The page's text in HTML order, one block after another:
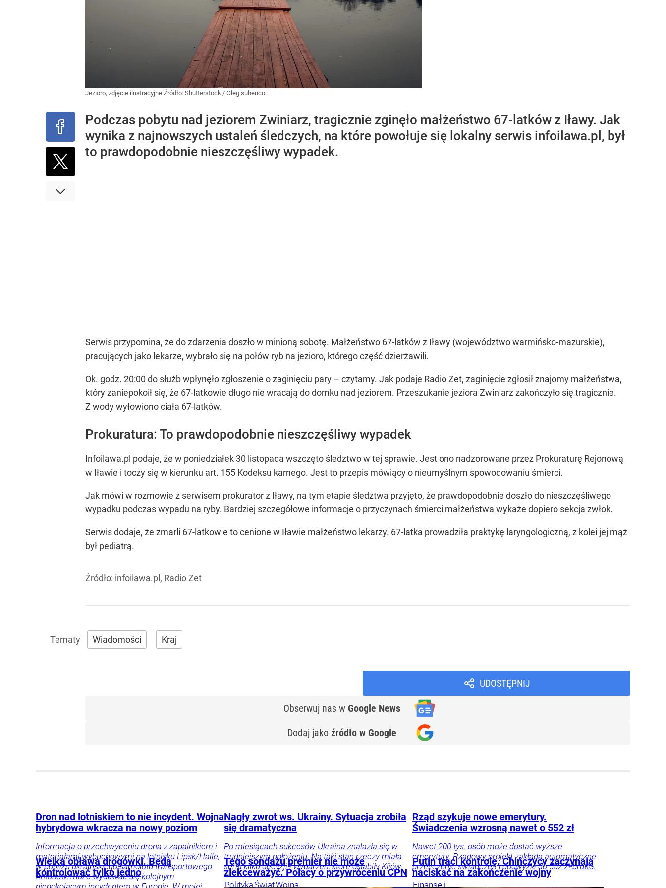
Jezioro, zdjęcie ilustracyjne Źródło: Shutterstock / Oleg suhenco
Podczas pobytu nad jeziorem Zwiniarz, tragicznie zginęło małżeństwo 67-latków z Iławy. Jak
wynika z najnowszych ustaleń śledczych, na które powołuje się lokalny serwis infoilawa.pl, był
to prawdopodobnie nieszczęśliwy wypadek.
Serwis przypomina, że do zdarzenia doszło w minioną sobotę. Małżeństwo 67-latków z Iławy (województwo warmińsko-mazurskie),
pracujących jako lekarze, wybrało się na połów ryb na jezioro, którego część dzierżawili.
Ok. godz. 20:00 do służb wpłynęło zgłoszenie o zaginięciu pary – czytamy. Jak podaje Radio Zet, zaginięcie zgłosił znajomy małżeństwa,
który zaniepokoił się, że 67-latkowie długo nie wracają do domku nad jeziorem. Przeszukanie jeziora Zwiniarz zakończyło się tragicznie.
Z wody wyłowiono ciała 67-latków.
Prokuratura: To prawdopodobnie nieszczęśliwy wypadek
Infoilawa.pl podaje, że w poniedziałek 30 listopada wszczęto śledztwo w tej sprawie. Jest ono nadzorowane przez Prokuraturę Rejonową
w Iławie i toczy się w kierunku art. 155 Kodeksu karnego. Jest to przepis mówiący o nieumyślnym spowodowaniu śmierci.
Jak mówi w rozmowie z serwisem prokurator z Iławy, na tym etapie śledztwa przyjęto, że prawdopodobnie doszło do nieszczęśliwego
wypadku podczas wypadu na ryby. Bardziej szczegółowe informacje o przyczynach śmierci małżeństwa wykaże dopiero sekcja zwłok.
Serwis dodaje, że zmarli 67-latkowie to cenione w Iławie małżeństwo lekarzy. 67-latka prowadziła praktykę laryngologiczną, z kolei jej mąż
był pediatrą.
Źródło: infoilawa.pl, Radio Zet
Wiadomości Kraj
UDOSTĘPNIJ
Obserwuj nas w Google News
Dodaj jako źródło w Google
Dron nad lotniskiem to nie incydent. Wojna
hybrydowa wkracza na nowy poziom
Informacja o przechwyceniu drona z zapalnikiem i
materiałami wybuchowymi na lotnisku Lipsk/Halle,
w pobliżu ukraińskiego samolotu transportowego
Antonow, może wydawać się kolejnym
niepokojącym incydentem w Europie. W mojej
Nagły zwrot ws. Ukrainy. Sytuacja zrobiła
się dramatyczna
Po miesiącach sukcesów Ukraina znalazła się w
trudniejszym położeniu. Na taki stan rzeczy miała
seria kilku decyzji i wydarzeń, które osłabiły Kijów.
PolitykaŚwiatWojna
Rząd szykuje nowe emerytury.
Świadczenia wzrosną nawet o 552 zł
Nawet 200 tys. osób może dostać wyższe
emerytury. Rządowy projekt zakłada automatyczne
przeliczenie świadczeń i podwyżki do 552 zł brutto.
Finanse i
Wielka obława drogówki. Będą
kontrolować tylko jedno
Tego sondażu premier nie może
zlekceważyć. Polacy o przywróceniu CPN
Putin traci kontrolę. Chińczycy zaczynają
naciskać na zakończenie wojny